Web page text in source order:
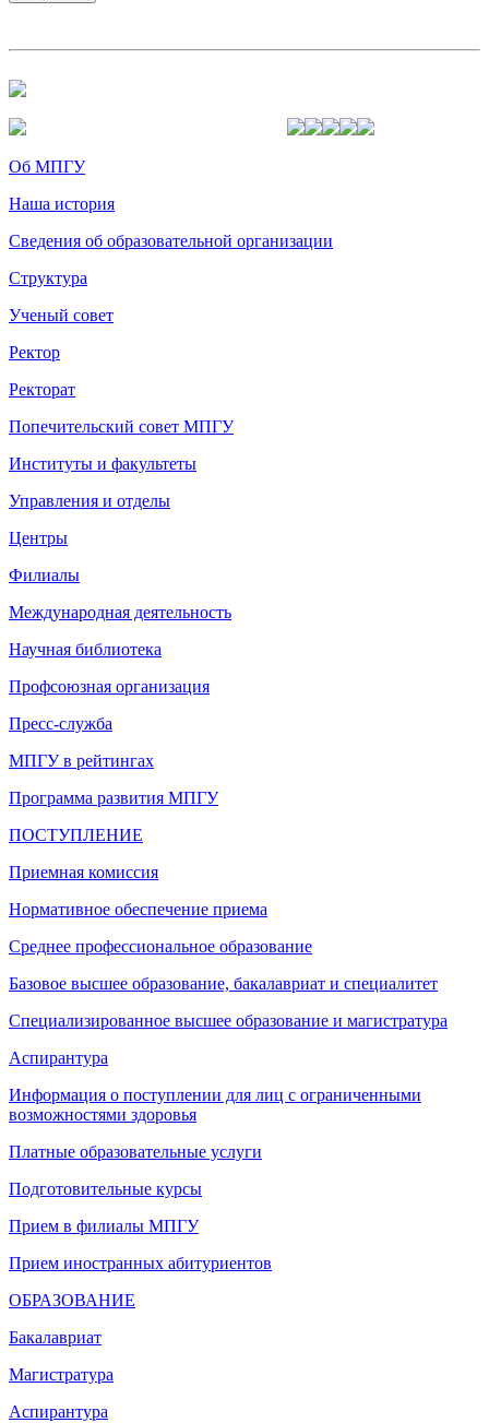
Об МПГУ
Наша история
Сведения об образовательной организации
Структура
Ученый совет
Ректор
Ректорат
Попечительский совет МПГУ
Институты и факультеты
Управления и отделы
Центры
Филиалы
Международная деятельность
Научная библиотека
Профсоюзная организация
Пресс-служба
МПГУ в рейтингах
Программа развития МПГУ
ПОСТУПЛЕНИЕ
Приемная комиссия
Нормативное обеспечение приема
Среднее профессиональное образование
Базовое высшее образование, бакалавриат и специалитет
Специализированное высшее образование и магистратура
Аспирантура
Информация о поступлении для лиц с ограниченными
возможностями здоровья
Платные образовательные услуги
Подготовительные курсы
Прием в филиалы МПГУ
Прием иностранных абитуриентов
ОБРАЗОВАНИЕ
Бакалавриат
Магистратура
Аспирантура